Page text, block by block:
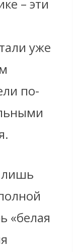
– эти
уже
по-
лишь
«белая